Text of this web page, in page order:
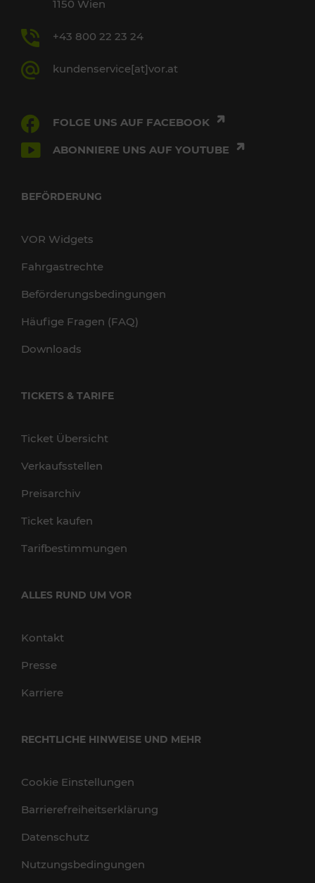
1150 Wien
+43 800 22 23 24
kundenservice[at]vor.at
FOLGE UNS AUF FACEBOOK
ABONNIERE UNS AUF YOUTUBE
BEFÖRDERUNG
VOR Widgets
Fahrgastrechte
Beförderungsbedingungen
Häufige Fragen (FAQ)
Downloads
TICKETS & TARIFE
Ticket Übersicht
Verkaufsstellen
Preisarchiv
Ticket kaufen
Tarifbestimmungen
ALLES RUND UM VOR
Kontakt
Presse
Karriere
RECHTLICHE HINWEISE UND MEHR
Cookie Einstellungen
Barrierefreiheitserklärung
Datenschutz
Nutzungsbedingungen